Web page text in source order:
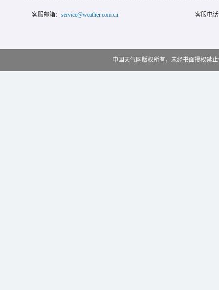
客服邮箱： service@weather.com.cn 客服电
中国天气网版权所有，未经书面授权